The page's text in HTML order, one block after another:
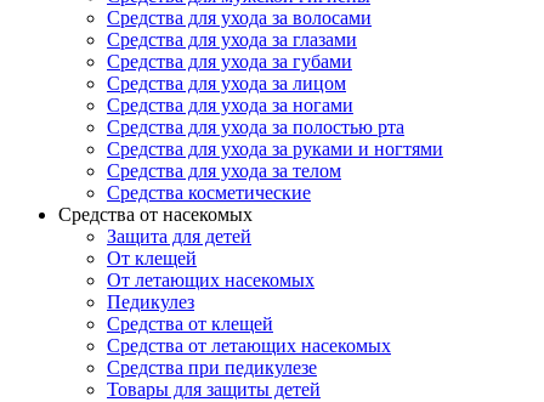
Средства для ухода за волосами
Средства для ухода за глазами
Средства для ухода за губами
Средства для ухода за лицом
Средства для ухода за ногами
Средства для ухода за полостью рта
Средства для ухода за руками и ногтями
Средства для ухода за телом
Средства косметические
Средства от насекомых
Защита для детей
От клещей
От летающих насекомых
Педикулез
Средства от клещей
Средства от летающих насекомых
Средства при педикулезе
Товары для защиты детей